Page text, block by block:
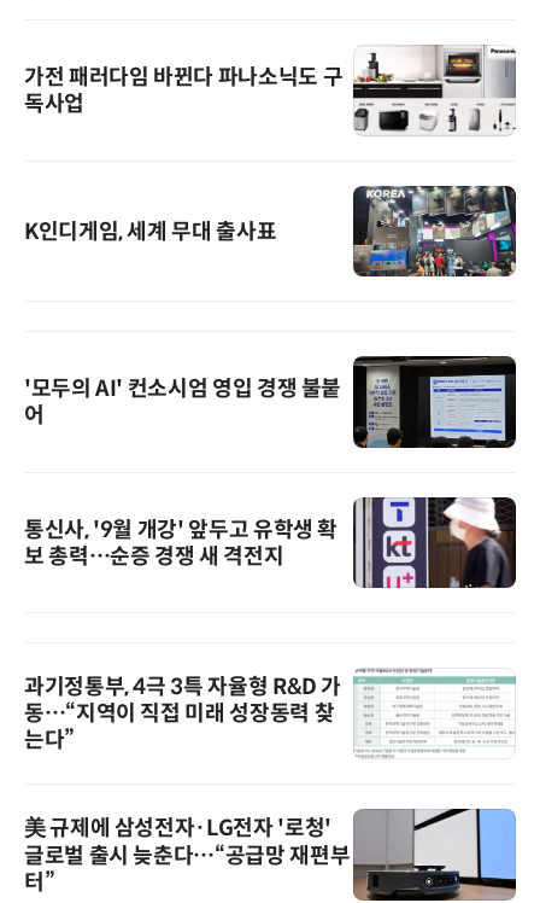
가전 패러다임 바뀐다 파나소닉도 구
독사업
K인디게임, 세계 무대 출사표
'모두의 AI' 컨소시엄 영입 경쟁 불붙
어
통신사, '9월 개강' 앞두고 유학생 확
보 총력…순증 경쟁 새 격전지
과기정통부, 4극 3특 자율형 R&D 가
동…“지역이 직접 미래 성장동력 찾
는다”
美 규제에 삼성전자·LG전자 '로청'
글로벌 출시 늦춘다…“공급망 재편부
터”